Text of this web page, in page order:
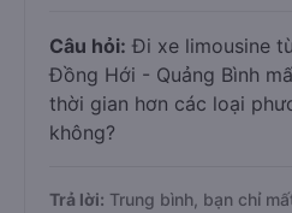
Câu hỏi: Đi xe limousine
Đồng Hới - Quảng Bình
thời gian hơn các loại
không?
Trả lời: Trung bình, bạn chỉ